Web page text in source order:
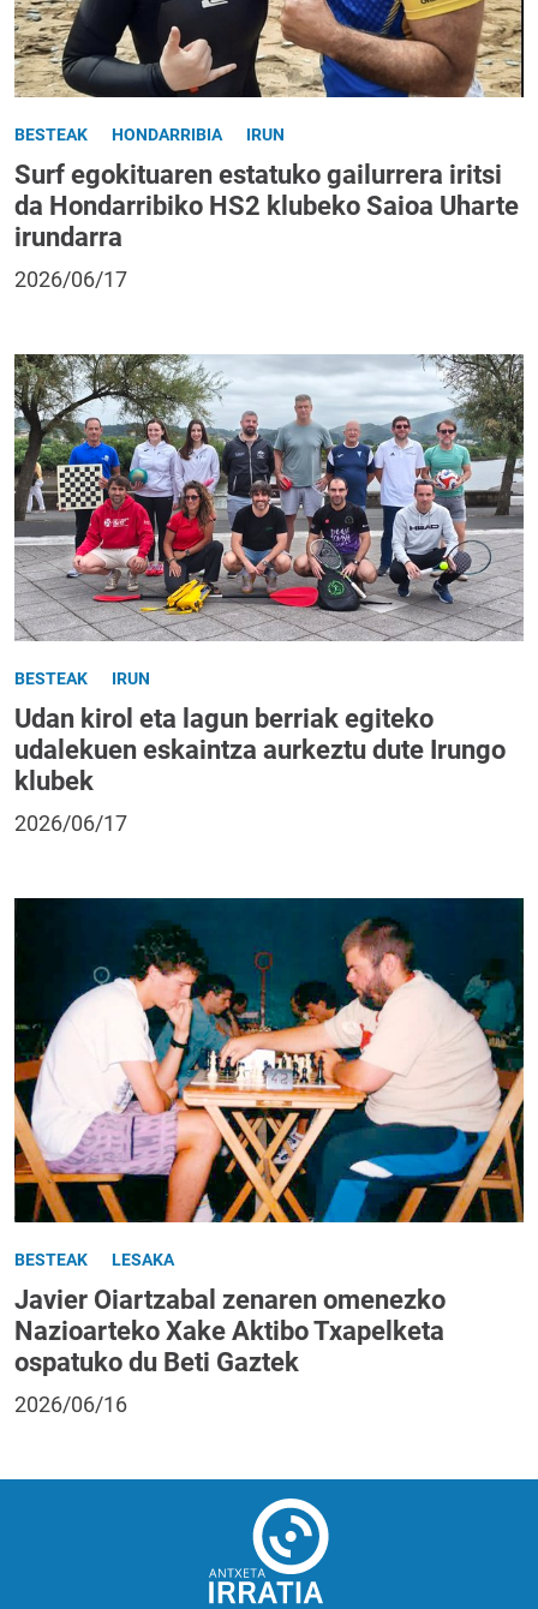
BESTEAK HONDARRIBIA IRUN
Surf egokituaren estatuko gailurrera iritsi
da Hondarribiko HS2 klubeko Saioa Uharte
irundarra
2026/06/17
BESTEAK IRUN
Udan kirol eta lagun berriak egiteko
udalekuen eskaintza aurkeztu dute Irungo
klubek
2026/06/17
BESTEAK LESAKA
Javier Oiartzabal zenaren omenezko
Nazioarteko Xake Aktibo Txapelketa
ospatuko du Beti Gaztek
2026/06/16